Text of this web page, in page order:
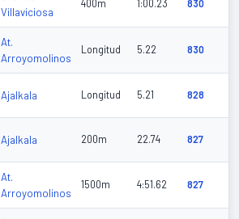
Villaviciosa
400m 1:00.23 830
At.
Arroyomolinos
Longitud 5.22 830
Ajalkala Longitud 5.21 828
Ajalkala 200m 22.74 827
At.
Arroyomolinos
1500m 4:51.62 827